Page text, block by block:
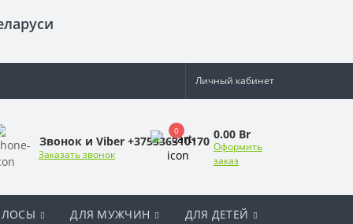
Личный кабинет
Звонок и Viber +375336310170
Заказать звонок
0 0.00 Br
Оформить
заказ
ДЛЯ МУЖЧИН ДЛЯ ДЕТЕЙ